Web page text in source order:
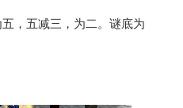
，五减三，为二。谜底为